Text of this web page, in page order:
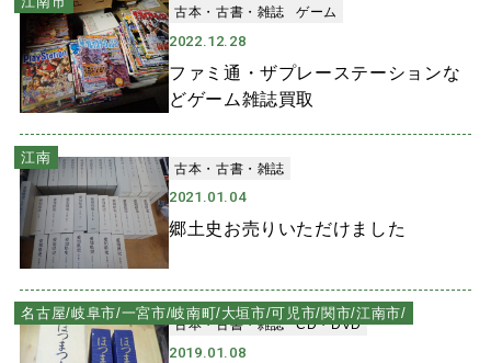
古本・古書・雑誌 ゲーム
2022.12.28
ファミ通・ザプレーステーションな
どゲーム雑誌買取
江南
古本・古書・雑誌
2021.01.04
郷土史お売りいただけました
名古屋/岐阜市/一宮市/岐南町/大垣市/可児市/関市/江南市/
古本・古書・雑誌 CD・DVD
2019.01.08